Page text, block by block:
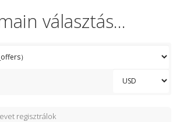
választás...
regisztrálok